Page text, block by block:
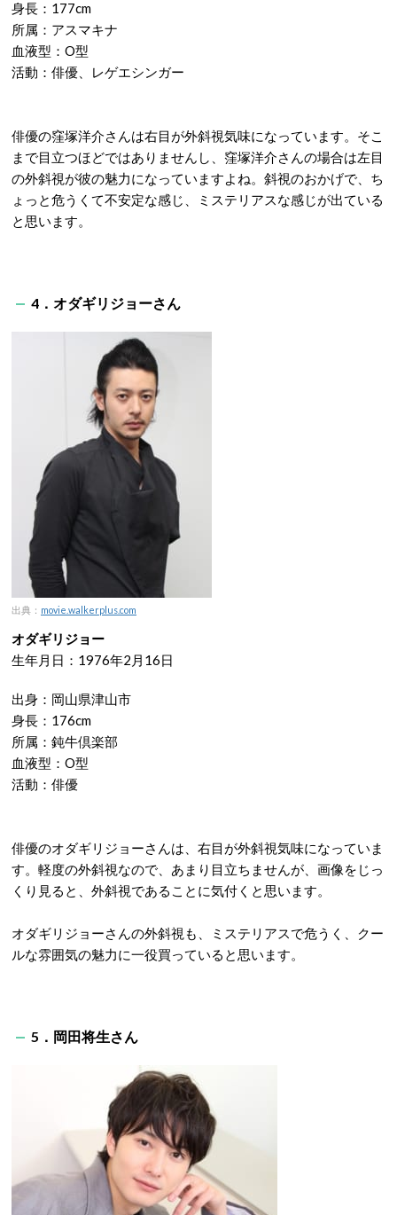
身長：177cm
所属：アスマキナ
血液型：O型
活動：俳優、レゲエシンガー
俳優の窪塚洋介さんは右目が外斜視気味になっています。そこ
まで目立つほどではありませんし、窪塚洋介さんの場合は左目
の外斜視が彼の魅力になっていますよね。斜視のおかげで、ち
ょっと危うくて不安定な感じ、ミステリアスな感じが出ている
と思います。
4．オダギリジョーさん
出典： movie.walkerplus.com
オダギリジョー
生年月日：1976年2月16日
出身：岡山県津山市
身長：176cm
所属：鈍牛倶楽部
血液型：O型
活動：俳優
俳優のオダギリジョーさんは、右目が外斜視気味になっていま
す。軽度の外斜視なので、あまり目立ちませんが、画像をじっ
くり見ると、外斜視であることに気付くと思います。
オダギリジョーさんの外斜視も、ミステリアスで危うく、クー
ルな雰囲気の魅力に一役買っていると思います。
5．岡田将生さん